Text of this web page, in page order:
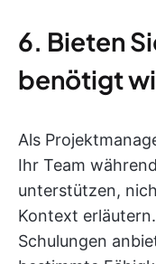
6. Bieten
benötigt
Als
Ihr Team
unterstützen,
Kontext
Schulungen